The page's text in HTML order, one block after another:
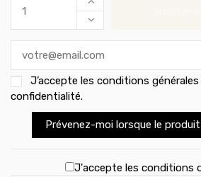
J’accepte les conditions
confidentialité.
Prévenez-moi lorsque le
J'accepte les conditions